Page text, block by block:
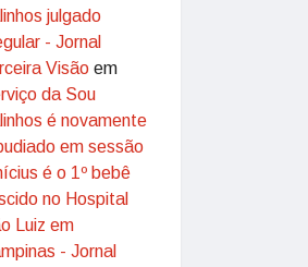
julgado
- Jornal
Visão em
da Sou
é novamente
em sessão
é o 1º bebê
no Hospital
Luiz em
- Jornal